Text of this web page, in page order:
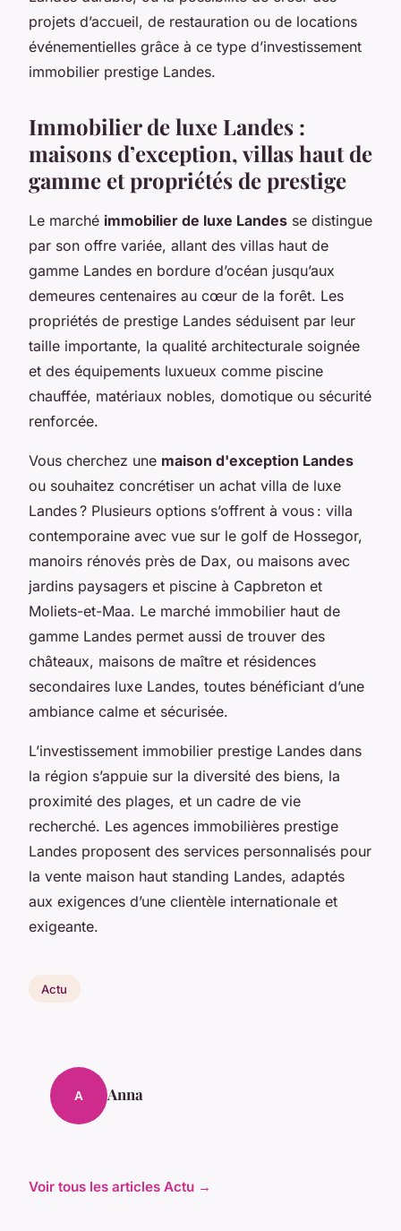
projets d’accueil, de restauration ou de locations
événementielles grâce à ce type d’investissement
immobilier prestige Landes.
Immobilier de luxe Landes :
maisons d’exception, villas haut de
gamme et propriétés de prestige
Le marché immobilier de luxe Landes se distingue
par son offre variée, allant des villas haut de
gamme Landes en bordure d’océan jusqu’aux
demeures centenaires au cœur de la forêt. Les
propriétés de prestige Landes séduisent par leur
taille importante, la qualité architecturale soignée
et des équipements luxueux comme piscine
chauffée, matériaux nobles, domotique ou sécurité
renforcée.
Vous cherchez une maison d'exception Landes
ou souhaitez concrétiser un achat villa de luxe
Landes ? Plusieurs options s’offrent à vous : villa
contemporaine avec vue sur le golf de Hossegor,
manoirs rénovés près de Dax, ou maisons avec
jardins paysagers et piscine à Capbreton et
Moliets-et-Maa. Le marché immobilier haut de
gamme Landes permet aussi de trouver des
châteaux, maisons de maître et résidences
secondaires luxe Landes, toutes bénéficiant d’une
ambiance calme et sécurisée.
L’investissement immobilier prestige Landes dans
la région s’appuie sur la diversité des biens, la
proximité des plages, et un cadre de vie
recherché. Les agences immobilières prestige
Landes proposent des services personnalisés pour
la vente maison haut standing Landes, adaptés
aux exigences d’une clientèle internationale et
exigeante.
Actu
A Anna
Voir tous les articles Actu →